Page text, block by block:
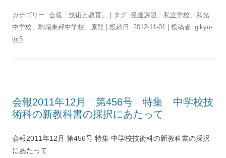
カテゴリー: 会報「技術と教育」 | タグ: 発達課題、 私立学校、 和光
中学校、 駒場東邦中学校、 原発 | 投稿日: 2012-11-01 投稿者: gikyo-
int5
会報2011年12月 第456号 特集 中学校技
術科の新教科書の採択にあたって
会報2011年12月 第456号 特集 中学校技術科の新教科書の採択
にあたって